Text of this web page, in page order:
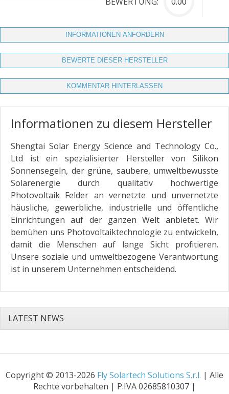
INFORMATIONEN ANFORDERN
BEWERTE DIESER HERSTELLER
KOMMENTAR HINTERLASSEN
Informationen zu diesem Hersteller
Shengtai Solar Energy Science and Technology Co.,
Ltd ist ein spezialisierter Hersteller von Silikon
Sonnensegeln, der grüne, saubere, umweltbewusste
Solarenergie durch qualitativ hochwertige
Photovoltaik Felder an vernetzte und unvernetzte
häusliche, gewerbliche, industrielle und öffentliche
Einrichtungen auf der ganzen Welt anbietet. Wir
bemühen uns Photovoltaiktechnologie zu entwickeln,
damit die Menschen auf lange Sicht profitieren.
Unsere soziale und umweltbezogene Verantwortung
ist in unserem Unternehmen entscheidend.
LATEST NEWS
Copyright © 2013-2026 Fly Solartech Solutions S.r.l. | Alle
Rechte vorbehalten | P.IVA 02685810307 |